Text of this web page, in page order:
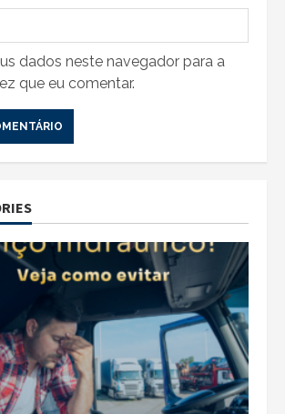
dados neste navegador para a
que eu comentar.